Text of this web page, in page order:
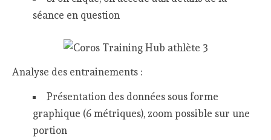
séance en question
Analyse des entrainements :
Présentation des données sous forme
graphique (6 métriques), zoom possible sur une
portion